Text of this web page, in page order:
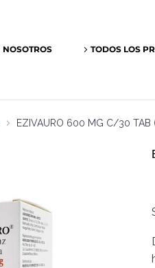
NOSOTROS TODOS LOS
EZIVAURO 600 MG C/30 TAB